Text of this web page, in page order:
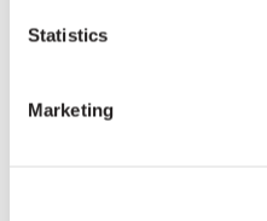
Statistics
Marketing
LINDY VERMEEREN